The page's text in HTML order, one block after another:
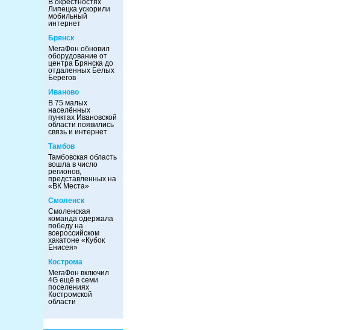
В окрестностях
Липецка ускорили
мобильный
интернет
Брянск
МегаФон обновил
оборудование от
центра Брянска до
отдаленных Белых
Берегов
Иваново
В 75 малых
населённых
пунктах Ивановской
области появились
связь и интернет
Тамбов
Тамбовская область
вошла в число
регионов,
представленных на
«ВК Места»
Смоленск
Смоленская
команда одержала
победу на
всероссийском
хакатоне «Кубок
Енисея»
Кострома
МегаФон включил
4G ещё в семи
поселениях
Костромской
области